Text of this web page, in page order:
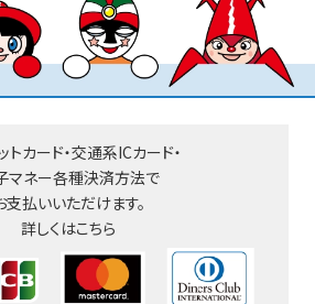
トカード・交通系ICカード・
マネー各種決済方法で
支払いいただけます。
詳しくはこちら